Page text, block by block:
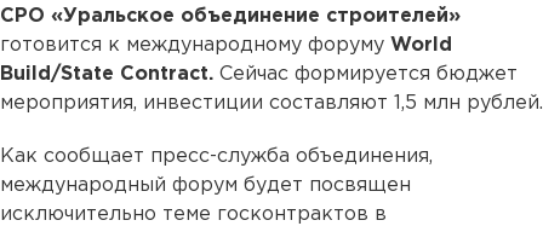
СРО «Уральское объединение строителей»
готовится к международному форуму World
Build/State Contract. Сейчас формируется бюджет
мероприятия, инвестиции составляют 1,5 млн рублей.
Как сообщает пресс-служба объединения,
международный форум будет посвящен
исключительно теме госконтрактов в